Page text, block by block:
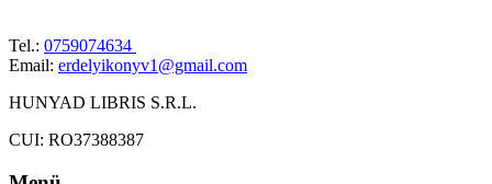
Tel.: 0759074634
Email: erdelyikonyv1@gmail.com
HUNYAD LIBRIS S.R.L.
CUI: RO37388387